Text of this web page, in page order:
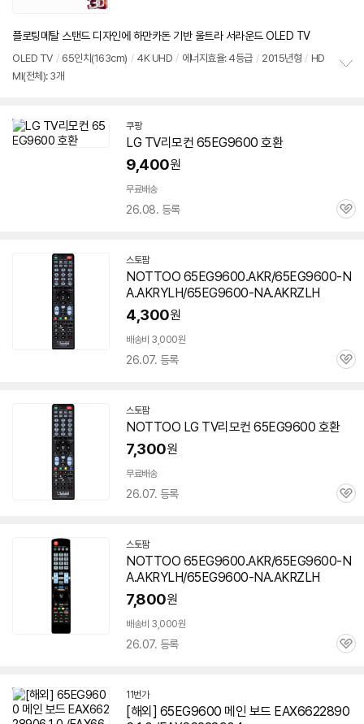
플로팅메탈 스탠드 디자인에 하만카돈 기반 울트라 서라운드 OLED TV
OLED TV / 65인치(163cm) / 4K UHD / 에너지효율: 4등급 / 2015년형 / HD
MI(전체): 3개
쿠팡
LG TV리모컨 65EG9600 호환
9,400원
무료배송
26.08. 등록
관
스토팜네
버
이
NOTTOO 65EG9600.AKR/65EG9600-N
A.AKRYLH/65EG9600-NA.AKRZLH
4,300원
배송비 3,000원
26.07. 등록
관
스토팜네
버
페
이
NOTTOO LG TV리모컨 65EG9600 호환
7,300원
무료배송
26.07. 등록
관
스토팜네
버
이
NOTTOO 65EG9600.AKR/65EG9600-N
A.AKRYLH/65EG9600-NA.AKRZLH
7,800원
배송비 3,000원
26.07. 등록
관
11번가
[해외] 65EG9600 메인 보드 EAX6622890